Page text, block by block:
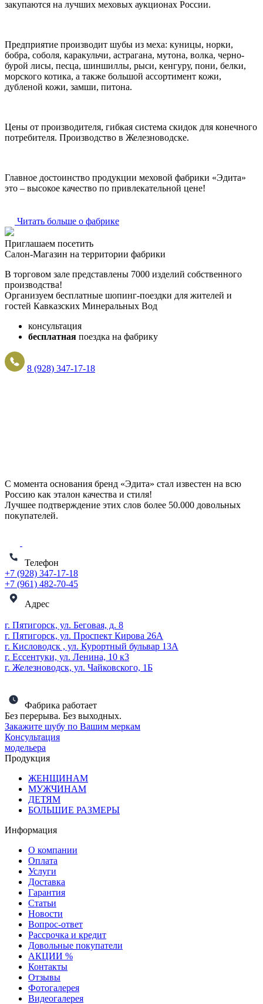
закупаются на лучших меховых аукционах России.
Предприятие производит шубы из меха: куницы, норки,
бобра, соболя, каракульчи, астрагана, мутона, волка, черно-
бурой лисы, песца, шиншиллы, рыси, кенгуру, пони, белки,
морского котика, а также большой ассортимент кожи,
дубленой кожи, замши, питона.
Цены от производителя, гибкая система скидок для конечного
потребителя. Производство в Железноводске.
Главное достоинство продукции меховой фабрики «Эдита»
это – высокое качество по привлекательной цене!
Читать больше о фабрике
Приглашаем посетить
Салон-Магазин на территории фабрики
В торговом зале представлены 7000 изделий собственного
производства!
Организуем бесплатные шопинг-поездки для жителей и
гостей Кавказских Минеральных Вод
консультация
бесплатная поездка на фабрику
8 (928) 347-17-18
С момента основания бренд «Эдита» стал известен на всю
Россию как эталон качества и стиля!
Лучшее подтверждение этих слов более 50.000 довольных
покупателей.
Телефон
+7 (928) 347-17-18
+7 (961) 482-70-45
Адрес
г. Пятигорск, ул. Беговая, д. 8
г. Пятигорск, ул. Проспект Кирова 26А
г. Кисловодск , ул. Курортный бульвар 13А
г. Ессентуки, ул. Ленина, 10 к3
г. Железноводск, ул. Чайковского, 1Б
Фабрика работает
Без перерыва. Без выходных.
Закажите шубу по Вашим меркам
Консультация
модельера
Продукция
ЖЕНЩИНАМ
МУЖЧИНАМ
ДЕТЯМ
БОЛЬШИЕ РАЗМЕРЫ
Информация
О компании
Оплата
Услуги
Доставка
Гарантия
Статьи
Новости
Вопрос-ответ
Рассрочка и кредит
Довольные покупатели
АКЦИИ %
Контакты
Отзывы
Фотогалерея
Видеогалерея